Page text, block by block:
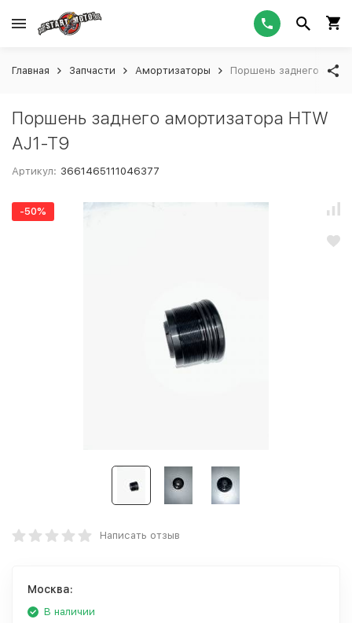
Главная Запчасти Амортизаторы Поршень заднего
Поршень заднего амортизатора HTW
AJ1-T9
Артикул: 3661465111046377
-50%
Написать отзыв
Москва:
В наличии